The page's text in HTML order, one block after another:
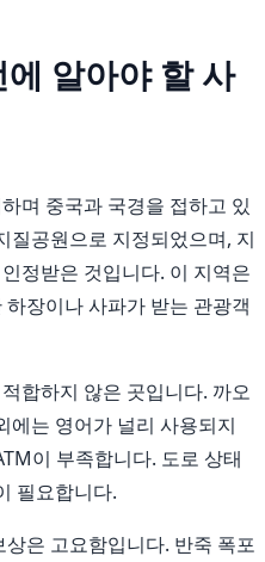
알아야 할 사
며 중국과 국경을 접하고 있
질공원으로 지정되었으며, 지
정받은 것입니다. 이 지역은
장이나 사파가 받는 관광객
합하지 않은 곳입니다. 까오
에는 영어가 널리 사용되지
이 부족합니다. 도로 상태
필요합니다.
은 고요함입니다. 반죽 폭포